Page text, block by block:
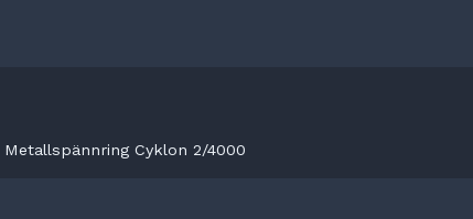
Metallspännring Cyklon 2/4000